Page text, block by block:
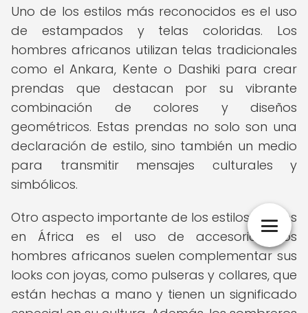
Uno de los estilos más reconocidos es el uso
de estampados y telas coloridas. Los
hombres africanos utilizan telas tradicionales
como el Ankara, Kente o Dashiki para crear
prendas que destacan por su vibrante
combinación de colores y diseños
geométricos. Estas prendas no solo son una
declaración de estilo, sino también un medio
para transmitir mensajes culturales y
simbólicos.
Otro aspecto importante de los estilos locales
en África es el uso de accesorios. Los
hombres africanos suelen complementar sus
looks con joyas, como pulseras y collares, que
están hechas a mano y tienen un significado